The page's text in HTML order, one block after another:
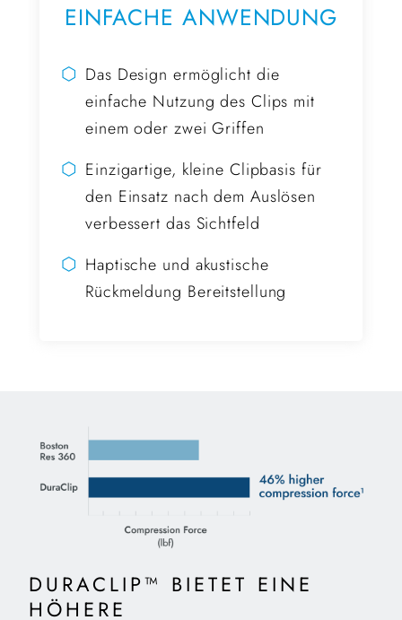
EINFACHE ANWENDUNG
⬡ Das Design ermöglicht die
einfache Nutzung des Clips mit
einem oder zwei Griffen
⬡ Einzigartige, kleine Clipbasis für
den Einsatz nach dem Auslösen
verbessert das Sichtfeld
⬡ Haptische und akustische
Rückmeldung Bereitstellung
DURACLIP™ BIETET EINE
HÖHERE